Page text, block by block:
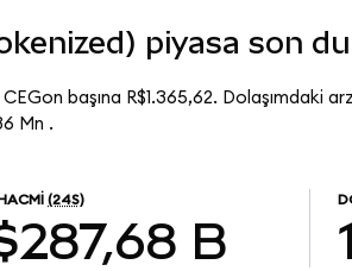
piyasa son
başına R$1.365,62. Dolaşımdaki
Mn .
(24S)
B